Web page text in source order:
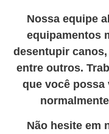
Nossa equipe
equipamentos
desentupir
entre outros.
que você possa
Não hesite em